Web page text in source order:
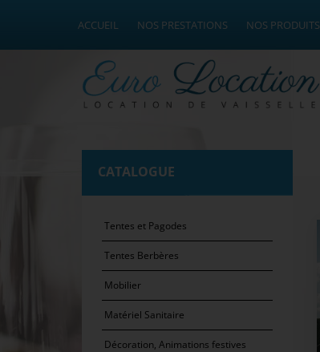
ACCUEIL NOS PRESTATIONS NOS PRODUITS
CATALOGUE
Tentes et Pagodes
Tentes Berbères
Mobilier
Matériel Sanitaire
Décoration, Animations festives